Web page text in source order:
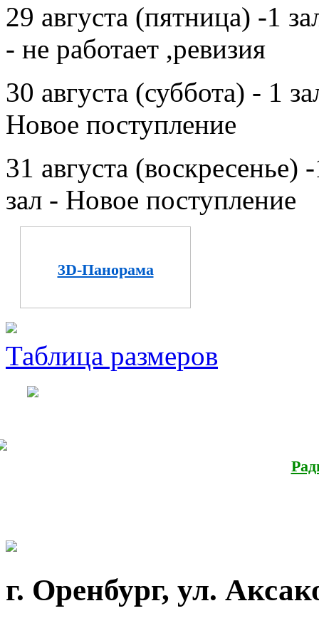
29 августа (пятница) -1
- не работает ,ревизия
30 августа (суббота) - 1
Новое поступление
31 августа
зал - Новое поступление
3D-Панорама
Таблица размеров
г. Оренбург, ул.